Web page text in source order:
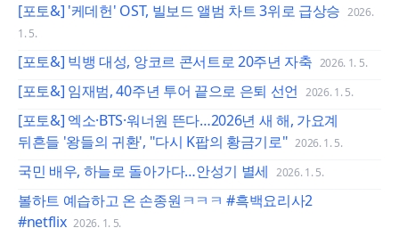
[포토&] '케데헌' OST, 빌보드 앨범 차트 3위로 급상승 2026.
1. 5.
[포토&] 빅뱅 대성, 앙코르 콘서트로 20주년 자축 2026. 1. 5.
[포토&] 임재범, 40주년 투어 끝으로 은퇴 선언 2026. 1. 5.
[포토&] 엑소·BTS·워너원 뜬다…2026년 새 해, 가요계
뒤흔들 '왕들의 귀환', "다시 K팝의 황금기로" 2026. 1. 5.
국민 배우, 하늘로 돌아가다…안성기 별세 2026. 1. 5.
볼하트 예습하고 온 손종원ㅋㅋㅋ #흑백요리사2
#netflix 2026. 1. 5.